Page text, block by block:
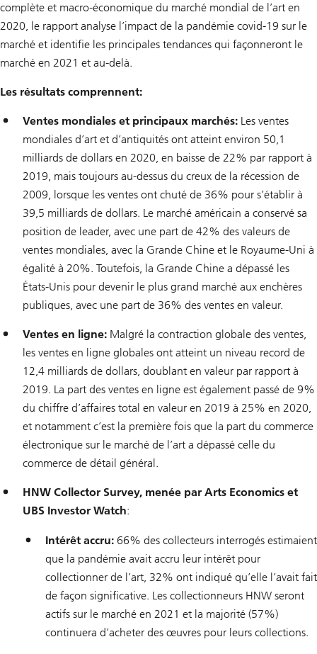
complète et macro-économique du marché mondial de l’art en
2020, le rapport analyse l’impact de la pandémie covid-19 sur le
marché et identifie les principales tendances qui façonneront le
marché en 2021 et au-delà.
Les résultats comprennent:
Ventes mondiales et principaux marchés: Les ventes
mondiales d’art et d’antiquités ont atteint environ 50,1
milliards de dollars en 2020, en baisse de 22% par rapport à
2019, mais toujours au-dessus du creux de la récession de
2009, lorsque les ventes ont chuté de 36% pour s’établir à
39,5 milliards de dollars. Le marché américain a conservé sa
position de leader, avec une part de 42% des valeurs de
ventes mondiales, avec la Grande Chine et le Royaume-Uni à
égalité à 20%. Toutefois, la Grande Chine a dépassé les
États-Unis pour devenir le plus grand marché aux enchères
publiques, avec une part de 36% des ventes en valeur.
Ventes en ligne: Malgré la contraction globale des ventes,
les ventes en ligne globales ont atteint un niveau record de
12,4 milliards de dollars, doublant en valeur par rapport à
2019. La part des ventes en ligne est également passé de 9%
du chiffre d’affaires total en valeur en 2019 à 25% en 2020,
et notamment c’est la première fois que la part du commerce
électronique sur le marché de l’art a dépassé celle du
commerce de détail général.
HNW Collector Survey, menée par Arts Economics et
UBS Investor Watch:
Intérêt accru: 66% des collecteurs interrogés estimaient
que la pandémie avait accru leur intérêt pour
collectionner de l’art, 32% ont indiqué qu’elle l’avait fait
de façon significative. Les collectionneurs HNW seront
actifs sur le marché en 2021 et la majorité (57%)
continuera d’acheter des œuvres pour leurs collections.